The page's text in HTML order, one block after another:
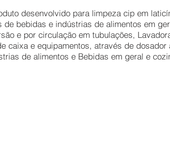
desenvolvido para limpeza cip em
bebidas e indústrias de alimentos em
e por circulação em tubulações,
caixa e equipamentos, através de dosador
de alimentos e Bebidas em geral e